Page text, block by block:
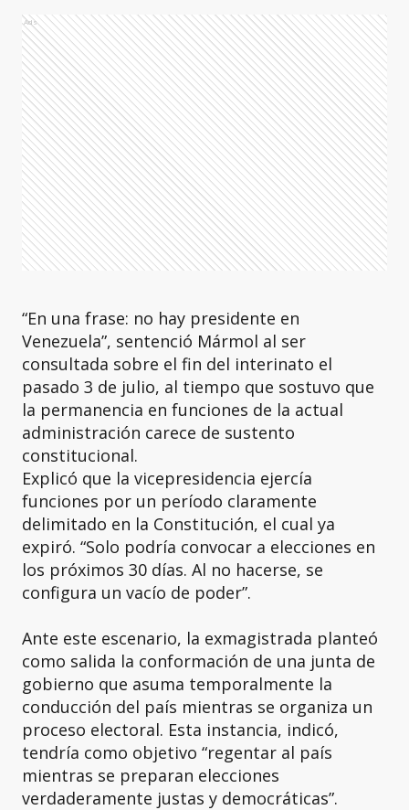
Ads
“En una frase: no hay presidente en
Venezuela”, sentenció Mármol al ser
consultada sobre el fin del interinato el
pasado 3 de julio, al tiempo que sostuvo que
la permanencia en funciones de la actual
administración carece de sustento
constitucional.
Explicó que la vicepresidencia ejercía
funciones por un período claramente
delimitado en la Constitución, el cual ya
expiró. “Solo podría convocar a elecciones en
los próximos 30 días. Al no hacerse, se
configura un vacío de poder”.
Ante este escenario, la exmagistrada planteó
como salida la conformación de una junta de
gobierno que asuma temporalmente la
conducción del país mientras se organiza un
proceso electoral. Esta instancia, indicó,
tendría como objetivo “regentar al país
mientras se preparan elecciones
verdaderamente justas y democráticas”.